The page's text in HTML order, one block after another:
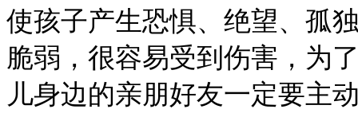
使孩子产生恐惧、绝望、孤
脆弱，很容易受到伤害，为
儿身边的亲朋好友一定要主